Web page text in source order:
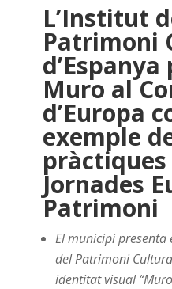
L’Institut
Patrimoni
Muro al
d’Europa
exemple
pràctiques
Jornades
Patrimoni
El municipi presenta
del Patrimoni
identitat visual